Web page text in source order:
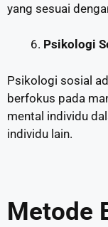
yang sesuai
Psikologi
Psikologi sosial
berfokus pada
mental individu
individu lain.
Metode